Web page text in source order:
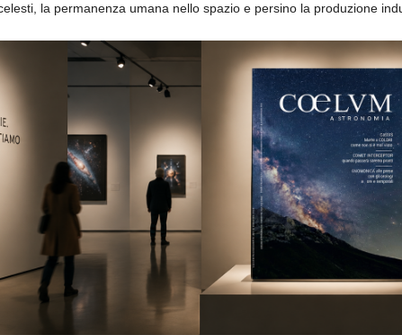
la permanenza umana nello spazio e persino la produzione